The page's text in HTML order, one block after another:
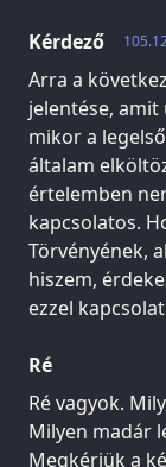
Kérdező
Arra a
jelentése,
mikor a
általam
értelemben
kapcsolatos.
Törvényének,
hiszem,
ezzel
Ré
Ré vagyok.
Milyen madár
Megkérjük a